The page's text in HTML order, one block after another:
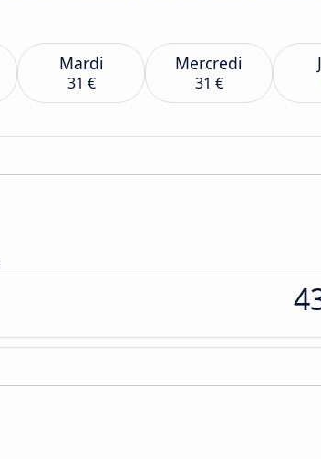
Mardi
31 €
Mercredi
31 €